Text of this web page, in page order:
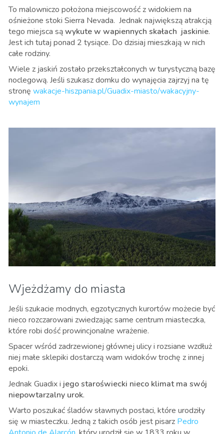
To malowniczo położona miejscowość z widokiem na
ośnieżone stoki Sierra Nevada. Jednak największą atrakcją
tego miejsca sąwykute w wapiennych skałach jaskinie.
Jest ich tutaj ponad 2 tysiące. Do dzisiaj mieszkają w nich
całe rodziny.
Wiele z jaskiń zostało przekształconych w turystyczną bazę
noclegową. Jeśli szukasz domku do wynajęcia zajrzyj na tę
stronę wakacje-hiszpania.pl/Guadix-miasto/wakacyjny-
wynajem
Wjeżdżamy do miasta
Jeśli szukacie modnych, egzotycznych kurortów możecie być
nieco rozczarowani zwiedzając same centrum miasteczka,
które robi dość prowincjonalne wrażenie.
Spacer wśród zadrzewionej głównej ulicy i rozsiane wzdłuż
niej małe sklepiki dostarczą wam widoków trochę z innej
epoki.
Jednak Guadix i jego staroświecki nieco klimat ma swój
niepowtarzalny urok.
Warto poszukać śladów sławnych postaci, które urodziły
się w miasteczku. Jedną z takich osób jest pisarz Pedro